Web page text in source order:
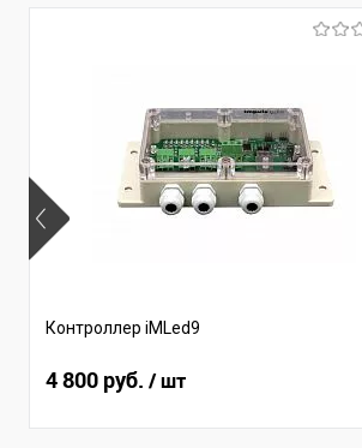
Контроллер iMLed9
4 800 руб. / шт